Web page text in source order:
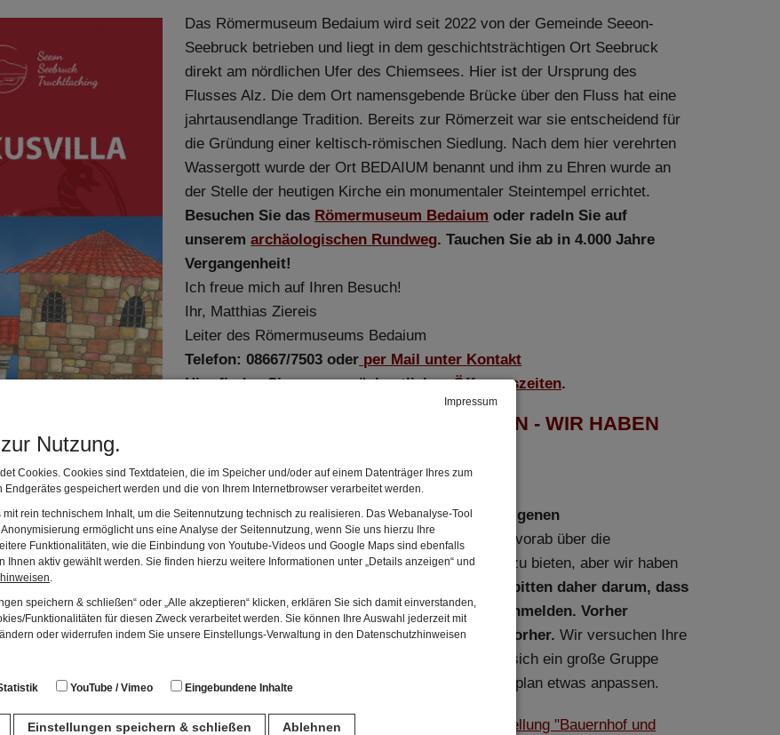
Impressum
Nutzung.
Cookies. Cookies sind Textdateien, die im Speicher und/oder auf einem Datenträger Ihres zum
gespeichert werden und die von Ihrem Internetbrowser verarbeitet werden.
rein technischem Inhalt, um die Seitennutzung technisch zu realisieren. Das Webanalyse-Tool
Anonymisierung ermöglicht uns eine Analyse der Seitennutzung, wenn Sie uns hierzu Ihre
Funktionalitäten, wie die Einbindung von Youtube-Videos und Google Maps sind ebenfalls
Ihnen aktiv gewählt werden. Sie finden hierzu weitere Informationen unter „Details anzeigen“ und
speichern & schließen“ oder „Alle akzeptieren“ klicken, erklären Sie sich damit einverstanden,
Funktionalitäten für diesen Zweck verarbeitet werden. Sie können Ihre Auswahl jederzeit mit
oder widerrufen indem Sie unsere Einstellungs-Verwaltung in den Datenschutzhinweisen
YouTube / Vimeo Eingebundene Inhalte
Einstellungen speichern & schließen Ablehnen
Das Römermuseum Bedaium wird seit 2022 von der Gemeinde Seeon-
Seebruck betrieben und liegt in dem geschichtsträchtigen Ort Seebruck
direkt am nördlichen Ufer des Chiemsees. Hier ist der Ursprung des
Flusses Alz. Die dem Ort namensgebende Brücke über den Fluss hat eine
jahrtausendlange Tradition. Bereits zur Römerzeit war sie entscheidend für
die Gründung einer keltisch-römischen Siedlung. Nach dem hier verehrten
Wassergott wurde der Ort BEDAIUM benannt und ihm zu Ehren wurde an
der Stelle der heutigen Kirche ein monumentaler Steintempel errichtet.
Besuchen Sie das Römermuseum Bedaium oder radeln Sie auf
unseremarchäologischen Rundweg. Tauchen Sie ab in 4.000 Jahre
Vergangenheit!
Ich freue mich auf Ihren Besuch!
Ihr, Matthias Ziereis
Leiter des Römermuseums Bedaium
Telefon: 08667/7503 oder per Mail unter Kontakt
Hier finden Sie unsere wöchentlichenÖffnungszeiten.
DIE HAUPTSAISON HAT BEGONNEN - WIR HABEN
GRUPPEN IM RÖMERMUSEUM
Gruppenführungen werden von unseren hauseigenen
MuseumsführerInnen durchgeführt.Diese sind vorab über die
Museumsleitung zu buchen. Unser Haus hat viel zu bieten, aber wir haben
Wir bitten daher darum, dass
sich Gruppen ab 10 Personen vorher bei uns anmelden. Vorher
bedeutet im Idealfall mindestens eine Woche vorher. Wir versuchen Ihre
Wünsche optimal zu berücksichtigen, aber wenn sich ein große Gruppe
vorher angemeldet hat, müssen wir ggf. Ihren Zeitplan etwas anpassen.
Ab 25. März 2026 gibt es die
neue Sonderausstellung "Bauernhof und